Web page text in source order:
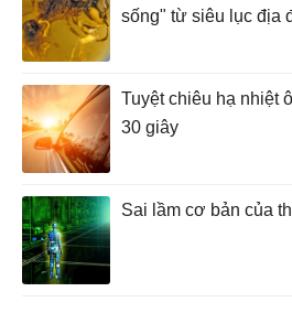
sống" từ siêu lục địa
Tuyệt chiêu hạ nhiệt
30 giây
Sai lầm cơ bản của